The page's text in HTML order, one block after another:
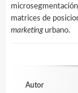
matrices de
marketingurbano.
Autor